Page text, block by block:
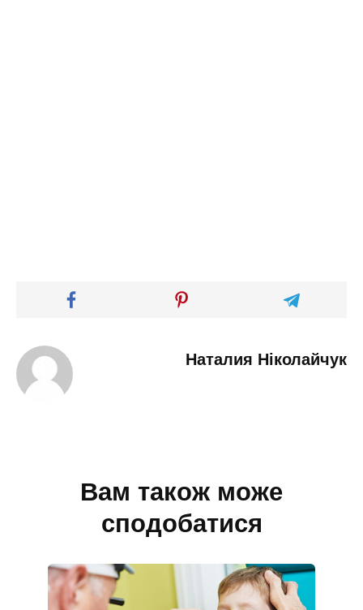
Наталия Ніколайчук
Вам також може
сподобатися